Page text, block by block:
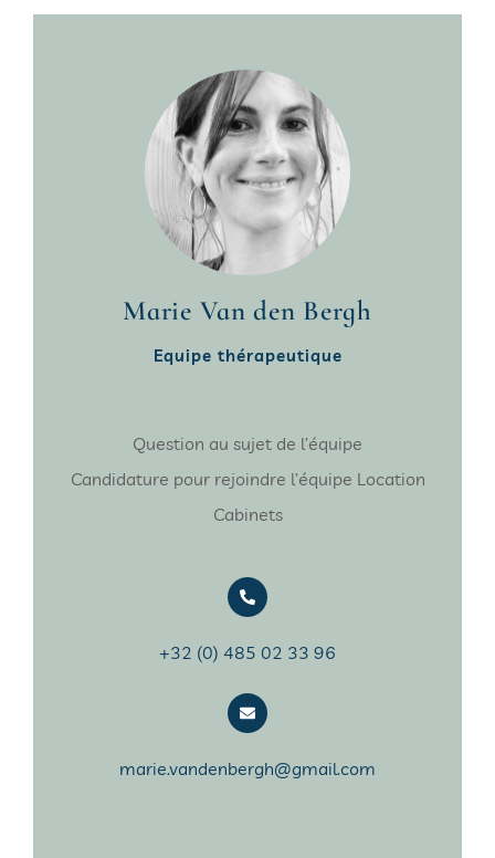
Marie Van den Bergh
Equipe thérapeutique
Question au sujet de l’équipe
Candidature pour rejoindre l’équipe Location
Cabinets
+32 (0) 485 02 33 96
marie.vandenbergh@gmail.com